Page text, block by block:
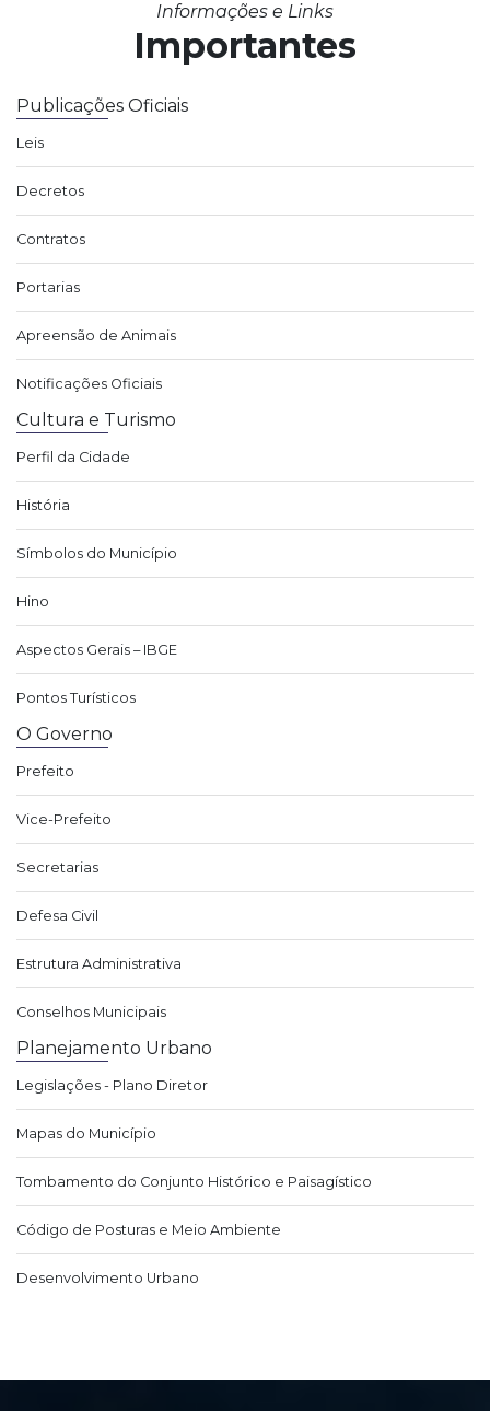
Informações e Links
Importantes
Publicações Oficiais
Leis
Decretos
Contratos
Portarias
Apreensão de Animais
Notificações Oficiais
Cultura e Turismo
Perfil da Cidade
História
Símbolos do Município
Hino
Aspectos Gerais – IBGE
Pontos Turísticos
O Governo
Prefeito
Vice-Prefeito
Secretarias
Defesa Civil
Estrutura Administrativa
Conselhos Municipais
Planejamento Urbano
Legislações - Plano Diretor
Mapas do Município
Tombamento do Conjunto Histórico e Paisagístico
Código de Posturas e Meio Ambiente
Desenvolvimento Urbano